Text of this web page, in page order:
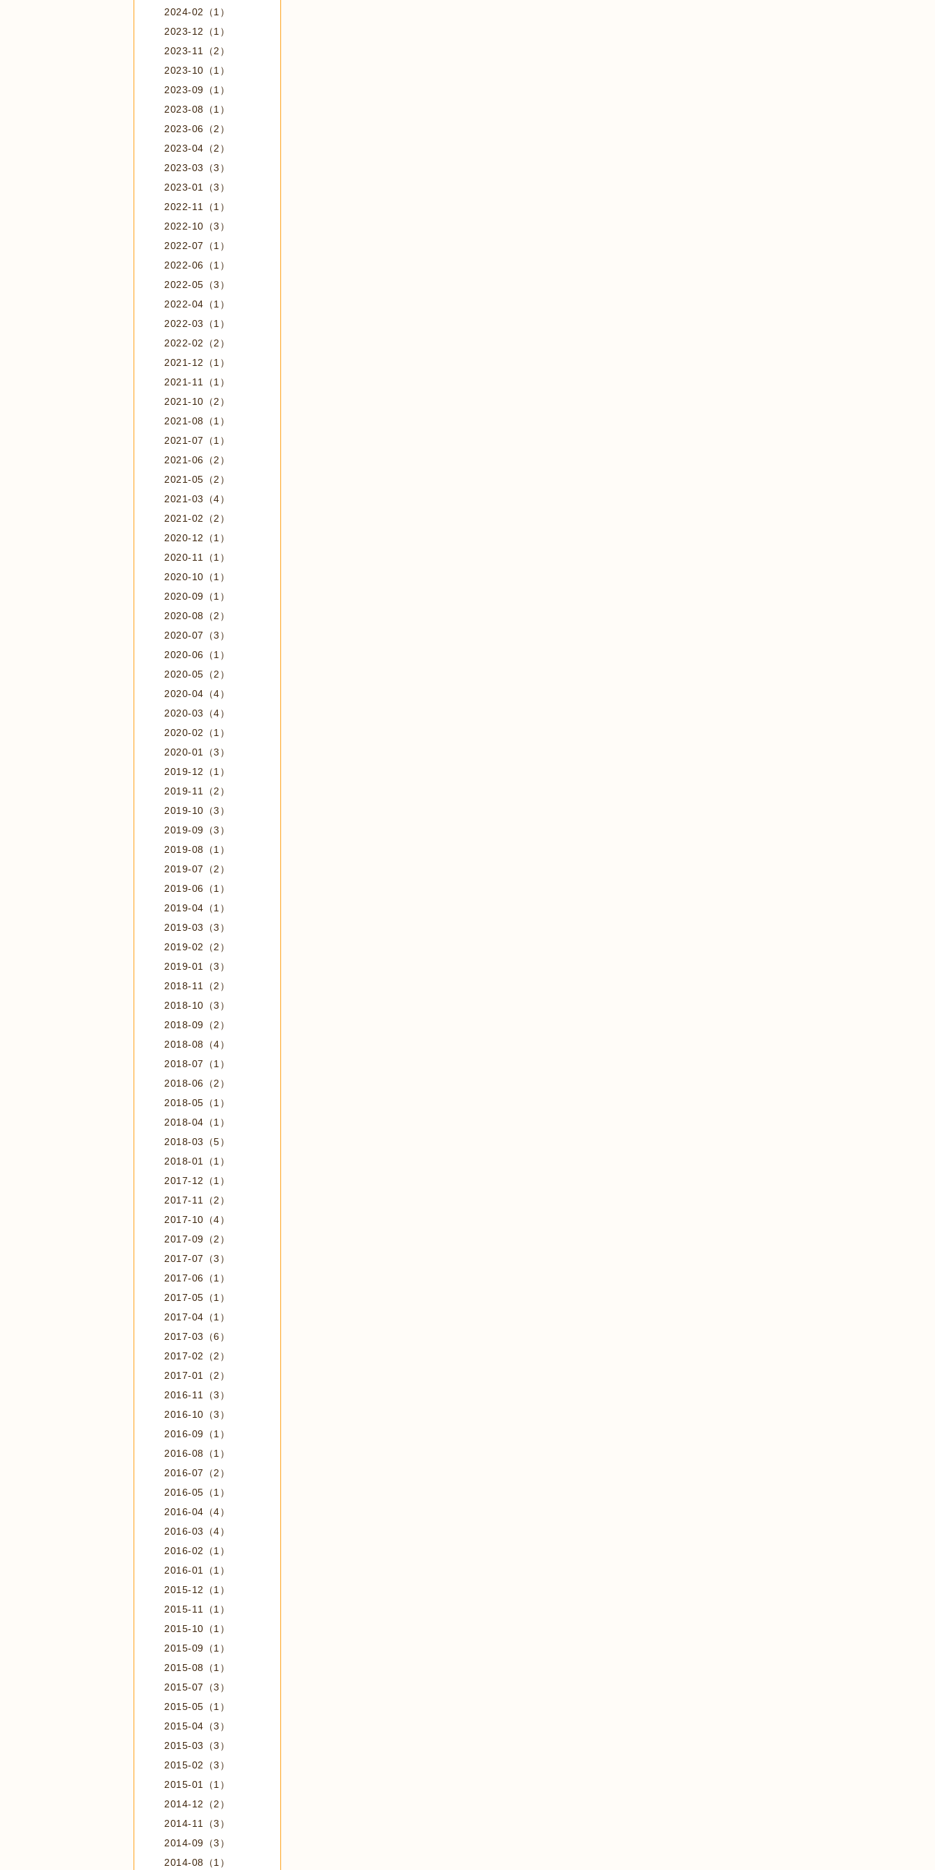
2024-02（1）
2023-12（1）
2023-11（2）
2023-10（1）
2023-09（1）
2023-08（1）
2023-06（2）
2023-04（2）
2023-03（3）
2023-01（3）
2022-11（1）
2022-10（3）
2022-07（1）
2022-06（1）
2022-05（3）
2022-04（1）
2022-03（1）
2022-02（2）
2021-12（1）
2021-11（1）
2021-10（2）
2021-08（1）
2021-07（1）
2021-06（2）
2021-05（2）
2021-03（4）
2021-02（2）
2020-12（1）
2020-11（1）
2020-10（1）
2020-09（1）
2020-08（2）
2020-07（3）
2020-06（1）
2020-05（2）
2020-04（4）
2020-03（4）
2020-02（1）
2020-01（3）
2019-12（1）
2019-11（2）
2019-10（3）
2019-09（3）
2019-08（1）
2019-07（2）
2019-06（1）
2019-04（1）
2019-03（3）
2019-02（2）
2019-01（3）
2018-11（2）
2018-10（3）
2018-09（2）
2018-08（4）
2018-07（1）
2018-06（2）
2018-05（1）
2018-04（1）
2018-03（5）
2018-01（1）
2017-12（1）
2017-11（2）
2017-10（4）
2017-09（2）
2017-07（3）
2017-06（1）
2017-05（1）
2017-04（1）
2017-03（6）
2017-02（2）
2017-01（2）
2016-11（3）
2016-10（3）
2016-09（1）
2016-08（1）
2016-07（2）
2016-05（1）
2016-04（4）
2016-03（4）
2016-02（1）
2016-01（1）
2015-12（1）
2015-11（1）
2015-10（1）
2015-09（1）
2015-08（1）
2015-07（3）
2015-05（1）
2015-04（3）
2015-03（3）
2015-02（3）
2015-01（1）
2014-12（2）
2014-11（3）
2014-09（3）
2014-08（1）